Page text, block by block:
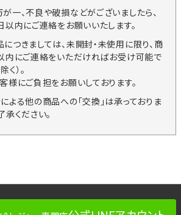
一、不良や破損などがございましたら、
内にご連絡をお願いいたします。
つきましては、未開封・未使用に限り、商
内にご連絡をいただければお受け可能で
）。
様にご負担をお願いしております。
よる他の商品への「交換」は承っておりま
承ください。